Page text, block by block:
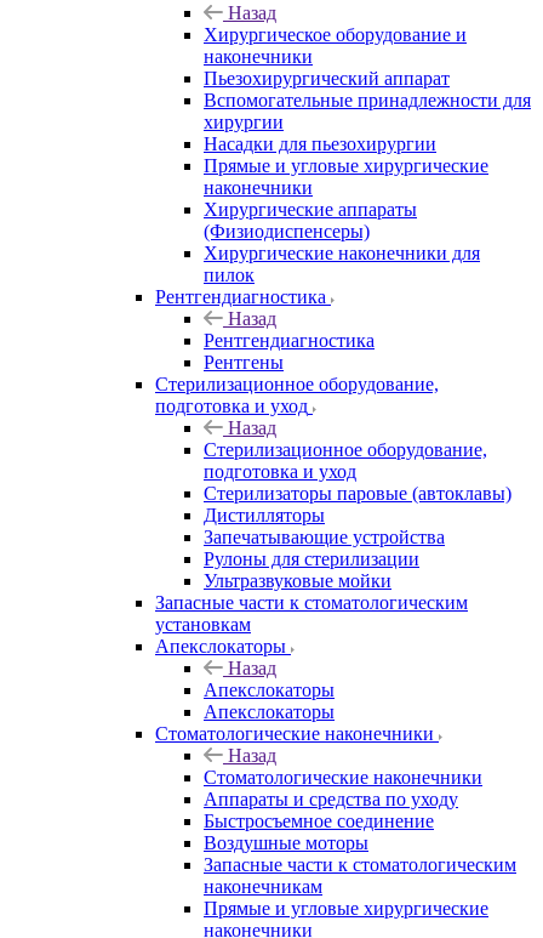
Назад
Хирургическое оборудование и
наконечники
Пьезохирургический аппарат
Вспомогательные принадлежности для
хирургии
Насадки для пьезохирургии
Прямые и угловые хирургические
наконечники
Хирургические аппараты
(Физиодиспенсеры)
Хирургические наконечники для
пилок
Рентгендиагностика
Назад
Рентгендиагностика
Рентгены
Стерилизационное оборудование,
подготовка и уход
Назад
Стерилизационное оборудование,
подготовка и уход
Стерилизаторы паровые (автоклавы)
Дистилляторы
Запечатывающие устройства
Рулоны для стерилизации
Ультразвуковые мойки
Запасные части к стоматологическим
установкам
Апекслокаторы
Назад
Апекслокаторы
Апекслокаторы
Стоматологические наконечники
Назад
Стоматологические наконечники
Аппараты и средства по уходу
Быстросъемное соединение
Воздушные моторы
Запасные части к стоматологическим
наконечникам
Прямые и угловые хирургические
наконечники